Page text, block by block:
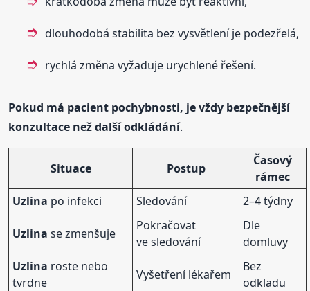
dlouhodobá stabilita bez vysvětlení je podezřelá,
rychlá změna vyžaduje urychlené řešení.
Pokud má pacient pochybnosti, je vždy bezpečnější
konzultace než další odkládání.
Situace Postup
Časový
rámec
Uzlina po infekci Sledování 2–4 týdny
Uzlina se zmenšuje
Pokračovat
ve sledování
Dle
domluvy
Uzlina roste nebo
tvrdne
Vyšetření lékařem
Bez
odkladu